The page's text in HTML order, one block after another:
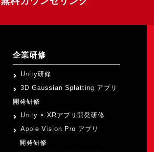
企業研修
Unity研修
3D Gaussian Splatting アプリ
開発研修
Unity × XRアプリ開発研修
Apple Vision Pro アプリ
開発研修